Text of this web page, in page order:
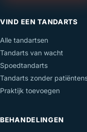
VIND EEN TANDARTS
Alle tandartsen
Tandarts van wacht
Spoedtandarts
Tandarts zonder
Praktijk toevoegen
BEHANDELINGEN